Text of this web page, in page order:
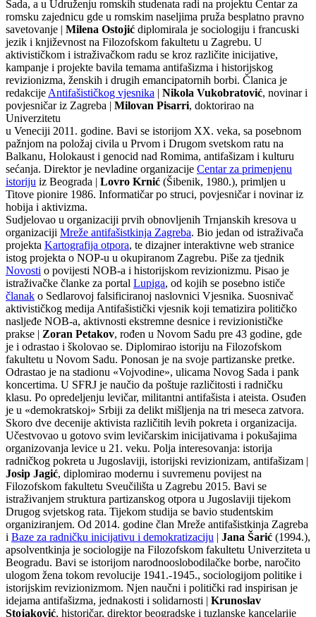
Sada, a u Udruženju romskih studenata radi na projektu Centar za
romsku zajednicu gde u romskim naseljima pruža besplatno pravno
savetovanje | Milena Ostojić diplomirala je sociologiju i francuski
jezik i književnost na Filozofskom fakultetu u Zagrebu. U
aktivističkom i istraživačkom radu se kroz različite inicijative,
kampanje i projekte bavila temama antifašizma i historijskog
revizionizma, ženskih i drugih emancipatornih borbi. Članica je
redakcije Antifašističkog vjesnika | Nikola Vukobratović, novinar i
povjesničar iz Zagreba | Milovan Pisarri, doktorirao na
Univerzitetu
u Veneciji 2011. godine. Bavi se istorijom XX. veka, sa posebnom
pažnjom na položaj civila u Prvom i Drugom svetskom ratu na
Balkanu, Holokaust i genocid nad Romima, antifašizam i kulturu
sećanja. Direktor je nevladine organizacije Centar za primenjenu
istoriju iz Beograda | Lovro Krnić (Šibenik, 1980.), primljen u
Titove pionire 1986. Informatičar po struci, povjesničar i novinar iz
hobija i aktivizma.
Sudjelovao u organizaciji prvih obnovljenih Trnjanskih kresova u
organizaciji Mreže antifašistkinja Zagreba. Bio jedan od istraživača
projekta Kartografija otpora, te dizajner interaktivne web stranice
istog projekta o NOP-u u okupiranom Zagrebu. Piše za tjednik
Novosti o povijesti NOB-a i historijskom revizionizmu. Pisao je
istraživačke članke za portal Lupiga, od kojih se posebno ističe
članak o Sedlarovoj falsificiranoj naslovnici Vjesnika. Suosnivač
aktivističkog medija Antifašistički vjesnik koji tematizira političko
nasljeđe NOB-a, aktivnosti ekstremne desnice i revizionističke
prakse | Zoran Petakov, rođen u Novom Sadu pre 43 godine, gde
je i odrastao i školovao se. Diplomirao istoriju na Filozofskom
fakultetu u Novom Sadu. Ponosan je na svoje partizanske pretke.
Odrastao je na stadionu «Vojvodine», ulicama Novog Sada i pank
koncertima. U SFRJ je naučio da poštuje različitosti i radničku
klasu. Po opredeljenju levičar, militantni antifašista i ateista. Osuđen
je u «demokratskoj» Srbiji za delikt mišljenja na tri meseca zatvora.
Skoro dve decenije aktivista različitih levih pokreta i organizacija.
Učestvovao u gotovo svim levičarskim inicijativama i pokušajima
organizovanja levice u 21. veku. Polja interesovanja: istorija
radničkog pokreta u Jugoslaviji, istorijski revizionizam, antifašizam |
Josip Jagić, diplomirao modernu i suvremenu povijest na
Filozofskom fakultetu Sveučilišta u Zagrebu 2015. Bavi se
istraživanjem struktura partizanskog otpora u Jugoslaviji tijekom
Drugog svjetskog rata. Tijekom studija se bavio studentskim
organiziranjem. Od 2014. godine član Mreže antifašistkinja Zagreba
i Baze za radničku inicijativu i demokratizaciju | Jana Šarić (1994.),
apsolventkinja je sociologije na Filozofskom fakultetu Univerziteta u
Beogradu. Bavi se istorijom narodnooslobodilačke borbe, naročito
ulogom žena tokom revolucije 1941.-1945., sociologijom politike i
istorijskim revizionizmom. Njen naučni i politički rad inspirisan je
idejama antifašizma, jednakosti i solidarnosti | Krunoslav
Stojaković, historičar, direktor beogradske i tuzlanske kancelarije